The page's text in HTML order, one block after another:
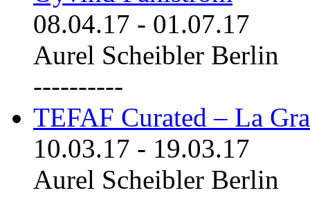
08.04.17 - 01.07.17
Aurel Scheibler Berlin
----------
TEFAF Curated – La
10.03.17 - 19.03.17
Aurel Scheibler Berlin